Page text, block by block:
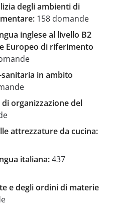
degli ambienti di
158 domande
inglese al livello B2
Europeo di riferimento
in ambito
organizzazione del
attrezzature da cucina:
italiana:437
e degli ordini di materie